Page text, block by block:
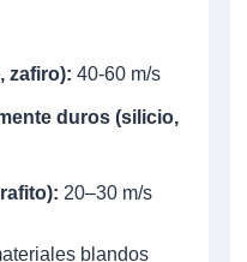
zafiro): 40-60 m/s
duros (silicio,
20–30 m/s
blandos